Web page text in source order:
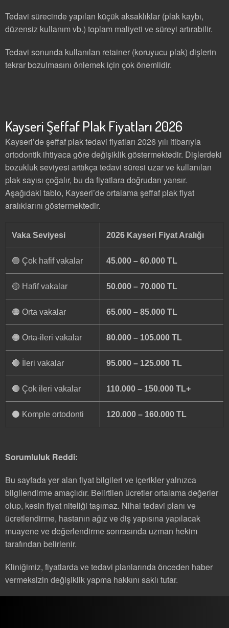
Tedavi sürecinde yapılan küçük aksaklıklar (plak kaybı,
düzensiz kullanım vb.) toplam maliyeti ve süreyi artırabilir.
Tedavi sonunda kullanılan retainer (koruyucu plak) dişlerin
tekrar bozulmasını önlemek için çok önemlidir.
Kayseri Şeffaf Plak Fiyatları 2026
Kayseri’de şeffaf plak tedavi fiyatları 2026 yılı itibarıyla
ortodontik ihtiyaca göre değişiklik göstermektedir. Dişlerdeki
bozukluk seviyesi arttıkça tedavi süresi uzar ve kullanılan
plak sayısı çoğalır, bu da fiyatlara doğrudan yansır.
Aşağıdaki tablo, Kayseri’de ortalama şeffaf plak fiyat
aralıklarını göstermektedir.
Vaka Seviyesi 2026 Kayseri Fiyat Aralığı
🟢 Çok hafif vakalar 45.000 – 60.000 TL
🟡 Hafif vakalar 50.000 – 70.000 TL
🟠 Orta vakalar 65.000 – 85.000 TL
🟠 Orta-ileri vakalar 80.000 – 105.000 TL
🔴 İleri vakalar 95.000 – 125.000 TL
🔴 Çok ileri vakalar 110.000 – 150.000 TL+
⚫ Komple ortodonti 120.000 – 160.000 TL
Sorumluluk Reddi:
Bu sayfada yer alan fiyat bilgileri ve içerikler yalnızca
bilgilendirme amaçlıdır. Belirtilen ücretler ortalama değerler
olup, kesin fiyat niteliği taşımaz. Nihai tedavi planı ve
ücretlendirme, hastanın ağız ve diş yapısına yapılacak
muayene ve değerlendirme sonrasında uzman hekim
tarafından belirlenir.
Kliniğimiz, fiyatlarda ve tedavi planlarında önceden haber
vermeksizin değişiklik yapma hakkını saklı tutar.